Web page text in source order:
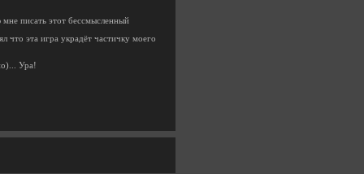
писать этот бессмысленный
что эта игра украдёт частичку моего
Ура!